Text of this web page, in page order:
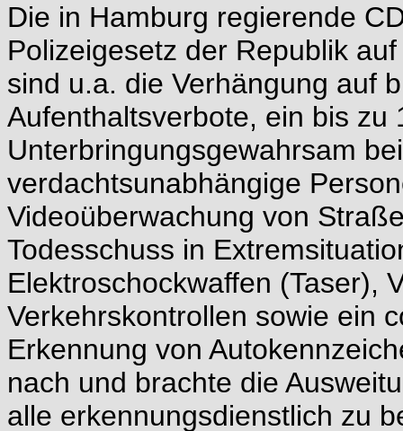
Die in Hamburg regierende
Polizeigesetz der Republik
sind u.a. die Verhängung auf
Aufenthaltsverbote, ein bis zu
Unterbringungsgewahrsam
verdachtsunabhängige
Videoüberwachung von
Todesschuss in
Elektroschockwaffen (Taser),
Verkehrskontrollen sowie ein
Erkennung von
nach und brachte die
alle erkennungsdienstlich zu